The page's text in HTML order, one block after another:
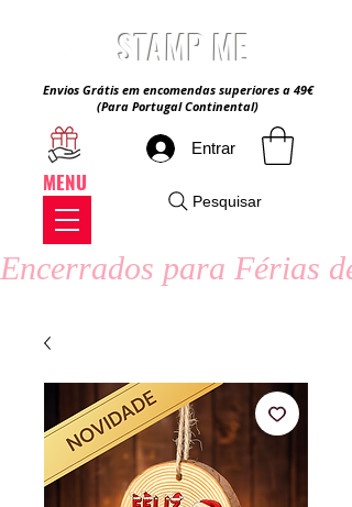
MENU
Envios Grátis em encomendas superiores a 49€
(Para Portugal Continental)
Entrar
STAMP ME
Pesquisar
Encerrados para Férias